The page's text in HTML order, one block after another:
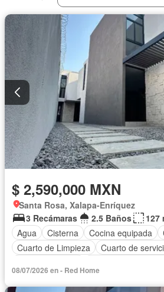
$ 2,590,000 MXN
Santa Rosa, Xalapa-Enríquez
3 Recámaras
2.5 Baños
127
Agua
Cisterna Cocina equipada
Cuarto de Limpieza
Cuarto de
08/07/2026 en - Red Home